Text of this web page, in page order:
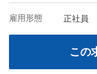
雇用形態 正社員
この